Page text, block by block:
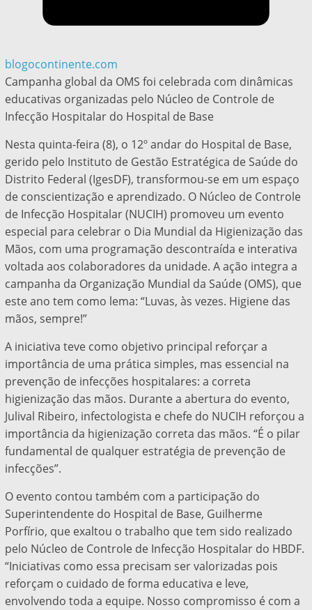
blogocontinente.com
Campanha global da OMS foi celebrada com dinâmicas
educativas organizadas pelo Núcleo de Controle de
Infecção Hospitalar do Hospital de Base
Nesta quinta-feira (8), o 12º andar do Hospital de Base,
gerido pelo Instituto de Gestão Estratégica de Saúde do
Distrito Federal (IgesDF), transformou-se em um espaço
de conscientização e aprendizado. O Núcleo de Controle
de Infecção Hospitalar (NUCIH) promoveu um evento
especial para celebrar o Dia Mundial da Higienização das
Mãos, com uma programação descontraída e interativa
voltada aos colaboradores da unidade. A ação integra a
campanha da Organização Mundial da Saúde (OMS), que
este ano tem como lema: “Luvas, às vezes. Higiene das
mãos, sempre!”
A iniciativa teve como objetivo principal reforçar a
importância de uma prática simples, mas essencial na
prevenção de infecções hospitalares: a correta
higienização das mãos. Durante a abertura do evento,
Julival Ribeiro, infectologista e chefe do NUCIH reforçou a
importância da higienização correta das mãos. “É o pilar
fundamental de qualquer estratégia de prevenção de
infecções”.
O evento contou também com a participação do
Superintendente do Hospital de Base, Guilherme
Porfírio, que exaltou o trabalho que tem sido realizado
pelo Núcleo de Controle de Infecção Hospitalar do HBDF.
“Iniciativas como essa precisam ser valorizadas pois
reforçam o cuidado de forma educativa e leve,
envolvendo toda a equipe. Nosso compromisso é com a